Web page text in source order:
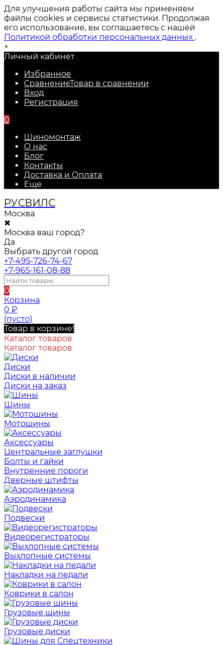
Для улучшения работы сайта мы применяем
файлы cookies и сервисы статистики. Продолжая
его использование, вы соглашаетесь с нашей
Политикой обработки персональных данных .
×
Личный кабинет
Избранное
СравнениеТовар в сравнении
Вход
Регистрация
0
Шиномонтаж
О нас
Блог
Контакты
Доставка и Оплата
Еще
РУСВИЛС
Москва
✖
Москва ваш город?
Да
Выбрать другой город
+7-495-726-74-67
+7-965-161-08-88
0
Корзина
0 ₽
(пусто)
Товар в корзине!
Каталог товаров
Каталог товаров
Диски
Диски в наличии
Диски на заказ
Шины
Мотошины
Аксессуары
Центральные заглушки
Болты и гайки
Внутренние пороги
Дверные штифты
Аэродинамика
Подвески
Видеорегистраторы
Выхлопные системы
Накладки на педали
Коврики в салон
Грузовые шины
Грузовые диски